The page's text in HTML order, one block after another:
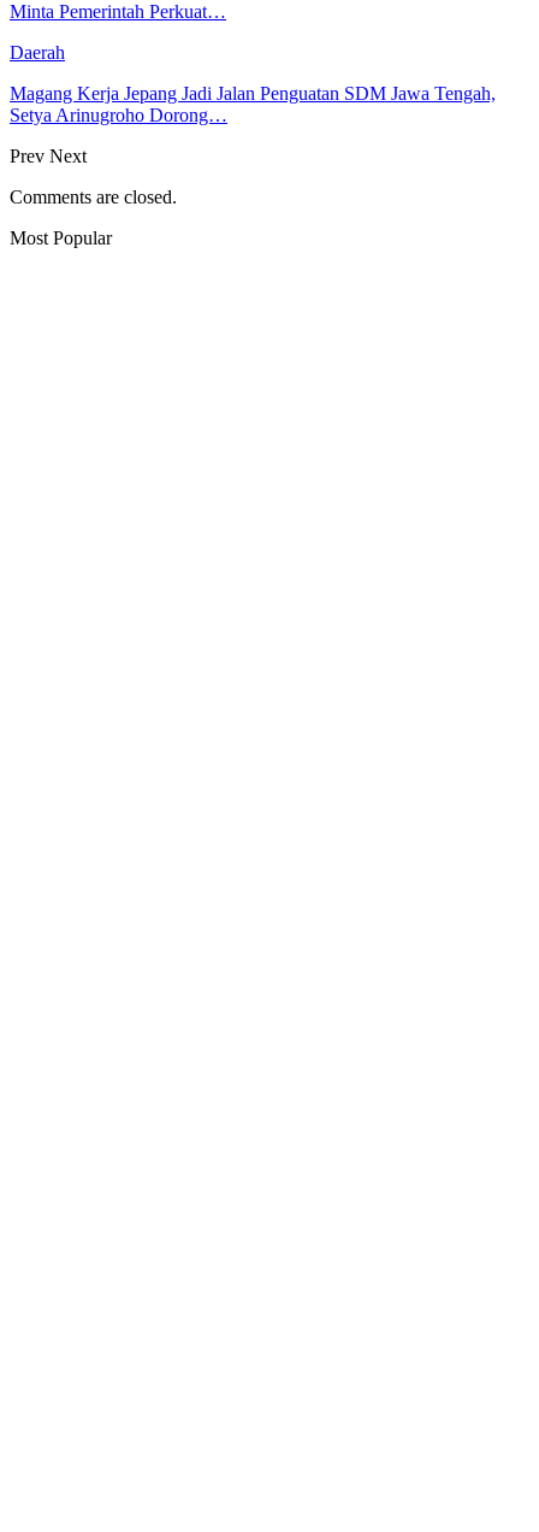
Minta Pemerintah Perkuat…
Daerah
Magang Kerja Jepang Jadi Jalan Penguatan SDM Jawa Tengah,
Setya Arinugroho Dorong…
Prev Next
Comments are closed.
Most Popular